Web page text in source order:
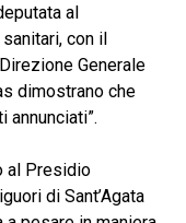
al
con il
Generale
dimostrano che
al Presidio
di Sant’Agata